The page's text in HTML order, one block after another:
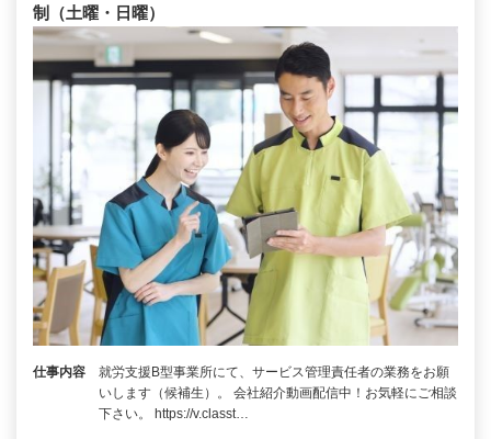
制（土曜・日曜）
仕事内容
就労支援B型事業所にて、サービス管理責任者の業務をお願
いします（候補生）。 会社紹介動画配信中！お気軽にご相談
下さい。 https://v.classt…